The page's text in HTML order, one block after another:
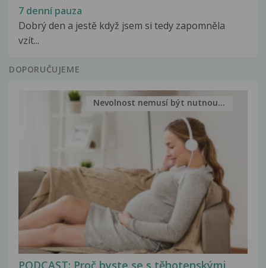
7 denní pauza
Dobrý den a jestě když jsem si tedy zapomněla
vzít...
DOPORUČUJEME
Nevolnost nemusí být nutnou...